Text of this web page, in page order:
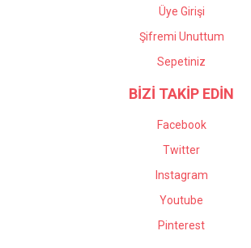
Üye Girişi
Şifremi Unuttum
Sepetiniz
BİZİ TAKİP EDİN
Facebook
Twitter
Instagram
Youtube
Pinterest